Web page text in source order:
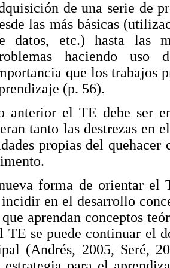
de una serie de
las más básicas
datos, etc.) hasta las
haciendo
que los trabajos
(p. 56).
anterior el TE debe ser
tanto las destrezas en
propias del
forma de orientar el
en el desarrollo
aprendan conceptos
TE se puede continuar el
(Andrés, 2005, Seré,